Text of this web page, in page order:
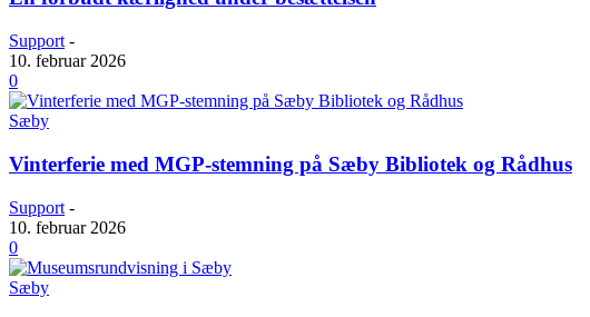
Support -
10. februar 2026
0
Sæby
Vinterferie med MGP-stemning på Sæby Bibliotek og Rådhus
Support -
10. februar 2026
0
Sæby